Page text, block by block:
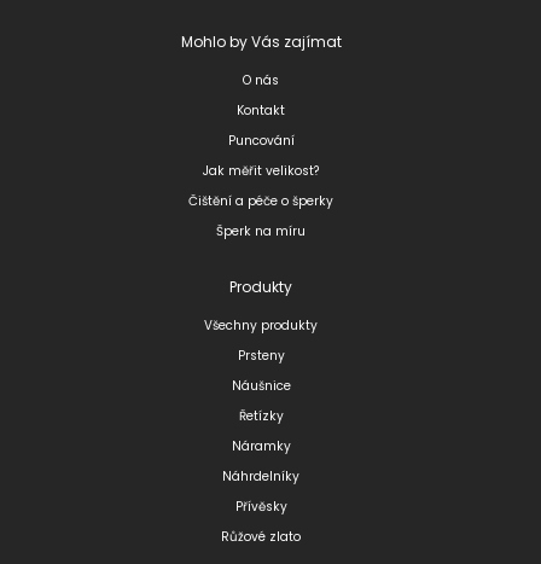
Mohlo by Vás zajímat
O nás
Kontakt
Puncování
Jak měřit velikost?
Čištění a péče o šperky
Šperk na míru
Produkty
Všechny produkty
Prsteny
Náušnice
Řetízky
Náramky
Náhrdelníky
Přívěsky
Růžové zlato